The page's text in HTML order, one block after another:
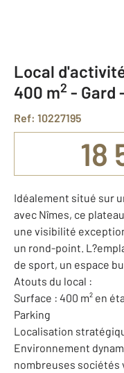
Local
400 m2 - Gard
Ref: 10227195
18
Idéalement situé sur
avec Nîmes, ce
une visibilité
un rond-point.
de sport, un espace
Atouts du local :
Surface : 400 m² en
Parking
Localisation
Environnement
nombreuses sociétés